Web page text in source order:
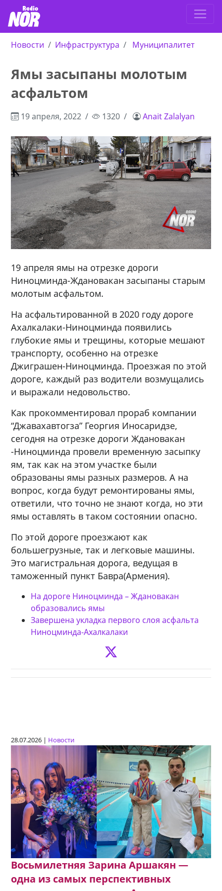
Новости Инфраструктура Муниципалитет
Ямы засыпаны молотым
асфальтом
19 апреля, 2022 1320 Anait Zalalyan
19 апреля ямы на отрезке дороги
Ниноцминда-Ждановакан засыпаны старым
молотым асфальтом.
На асфальтированной в 2020 году дороге
Ахалкалаки-Ниноцминда появились
глубокие ямы и трещины, которые мешают
транспорту, особенно на отрезке
Джиграшен-Ниноцминда. Проезжая по этой
дороге, каждый раз водители возмущались
и выражали недовольство.
Как прокомментировал прораб компании
“Джавахавтогза” Георгия Иносаридзе,
сегодня на отрезке дороги Ждановакан
-Ниноцминда провели временную засыпку
ям, так как на этом участке были
образованы ямы разных размеров. А на
вопрос, когда будут ремонтированы ямы,
ответили, что точно не знают когда, но эти
ямы оставлять в таком состоянии опасно.
По этой дороге проезжают как
большегрузные, так и легковые машины.
Это магистральная дорога, ведущая в
таможенный пункт Бавра(Армения).
На дороге Ниноцминда – Ждановакан
образовались ямы
Завершена укладка первого слоя асфальта
Ниноцминда-Ахалкалаки
28.07.2026 | Новости
Восьмилетняя Зарина Аршакян —
одна из самых перспективных